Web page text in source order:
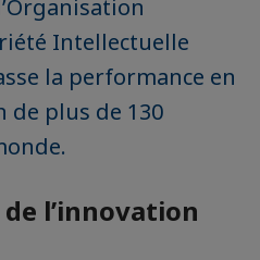
Intellectuelle
la performance en
de plus de 130
l’innovation